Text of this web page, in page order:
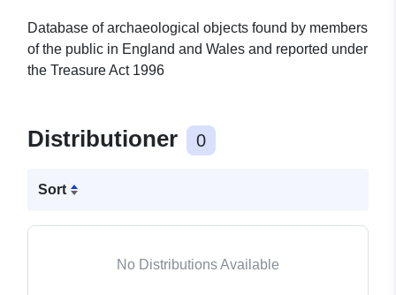
Database of archaeological objects found by members
of the public in England and Wales and reported under
the Treasure Act 1996
Distributioner 0
Sort
No Distributions Available